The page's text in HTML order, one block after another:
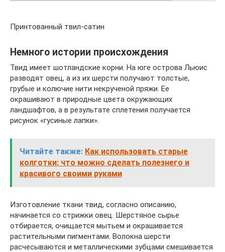
Принтованный твил-сатин
Немного истории происхождения
Твид имеет шотландские корни. На юге острова Льюис
разводят овец, а из их шерсти получают толстые,
грубые и колючие нити некрученой пряжи. Ее
окрашивают в природные цвета окружающих
ландшафтов, а в результате сплетения получается
рисунок «гусиные лапки».
Читайте также: Как использовать старые
колготки: что можно сделать полезнего и
красивого своими руками
Изготовление ткани твид, согласно описанию,
начинается со стрижки овец. Шерстяное сырье
отбирается, очищается мытьем и окрашивается
растительными пигментами. Волокна шерсти
расчесываются и металлическими зубцами смешивается